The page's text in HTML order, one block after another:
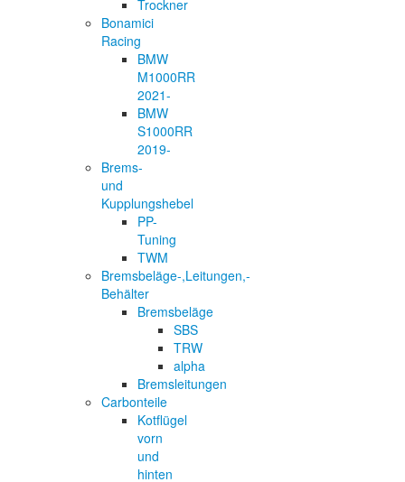
Trockner
Bonamici
Racing
BMW
M1000RR
2021-
BMW
S1000RR
2019-
Brems-
und
Kupplungshebel
PP-
Tuning
TWM
Bremsbeläge-,Leitungen,-
Behälter
Bremsbeläge
SBS
TRW
alpha
Bremsleitungen
Carbonteile
Kotflügel
vorn
und
hinten